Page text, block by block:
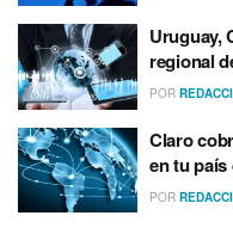
Uruguay,
regional
POR
Claro
en tu
POR